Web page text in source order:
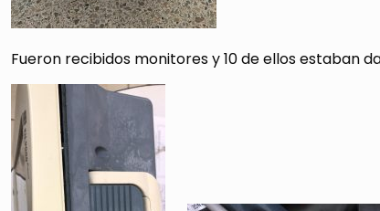
Fueron recibidos monitores y 10 de ellos estaban